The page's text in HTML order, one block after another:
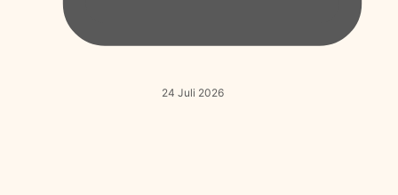
24 Juli 2026